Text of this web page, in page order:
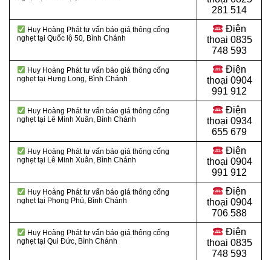
281 514
Huy Hoàng Phát tư vấn báo giá thông cống
nghẹt tại Quốc lộ 50, Bình Chánh
Điện
thoại 0835
748 593
Huy Hoàng Phát tư vấn báo giá thông cống
nghẹt tại Hưng Long, Bình Chánh
Điện
thoại 0904
991 912
Huy Hoàng Phát tư vấn báo giá thông cống
nghẹt tại Lê Minh Xuân, Bình Chánh
Điện
thoại 0934
655 679
Huy Hoàng Phát tư vấn báo giá thông cống
nghẹt tại Lê Minh Xuân, Bình Chánh
Điện
thoại 0904
991 912
Huy Hoàng Phát tư vấn báo giá thông cống
nghẹt tại Phong Phú, Bình Chánh
Điện
thoại 0904
706 588
Huy Hoàng Phát tư vấn báo giá thông cống
nghẹt tại Qui Đức, Bình Chánh
Điện
thoại 0835
748 593